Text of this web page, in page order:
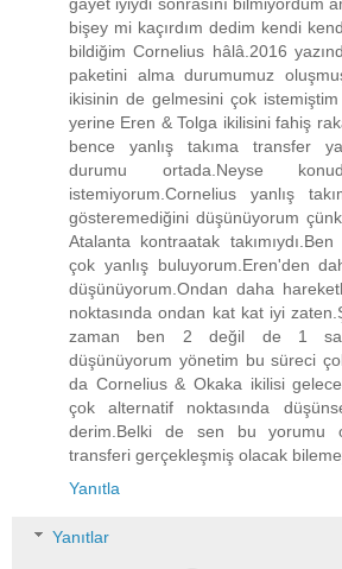
bişey mi kaçırdım dedim kendi
bildiğim Cornelius hâlâ.2016
paketini alma durumumuz
ikisinin de gelmesini çok
yerine Eren & Tolga ikilisini fahiş
bence yanlış takıma transfer
durumu ortada.Neyse
istemiyorum.Cornelius yanlış
gösteremediğini düşünüyorum
Atalanta kontraatak
çok yanlış buluyorum.Eren'den
düşünüyorum.Ondan daha
noktasında ondan kat kat iyi
zaman ben 2 değil de 1
düşünüyorum yönetim bu süreci
da Cornelius & Okaka ikilisi
çok alternatif noktasında
derim.Belki de sen bu yorumu
transferi gerçekleşmiş olacak
Yanıtla
Yanıtlar